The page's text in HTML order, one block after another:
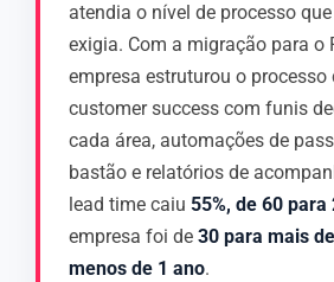
atendia o nível de processo
exigia. Com a migração para o
empresa estruturou o processo
customer success com funis
cada área, automações de
bastão e relatórios de
lead time caiu 55%, de 60 para
empresa foi de 30 para mais
menos de 1 ano.